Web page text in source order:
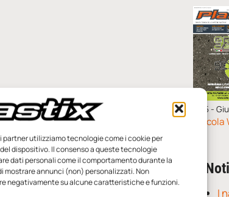
partner utilizziamo tecnologie come i cookie per
dispositivo. Il consenso a queste tecnologie
dati personali come il comportamento durante la
mostrare annunci (non) personalizzati. Non
negativamente su alcune caratteristiche e funzioni.
n.5 -
Edicola
I